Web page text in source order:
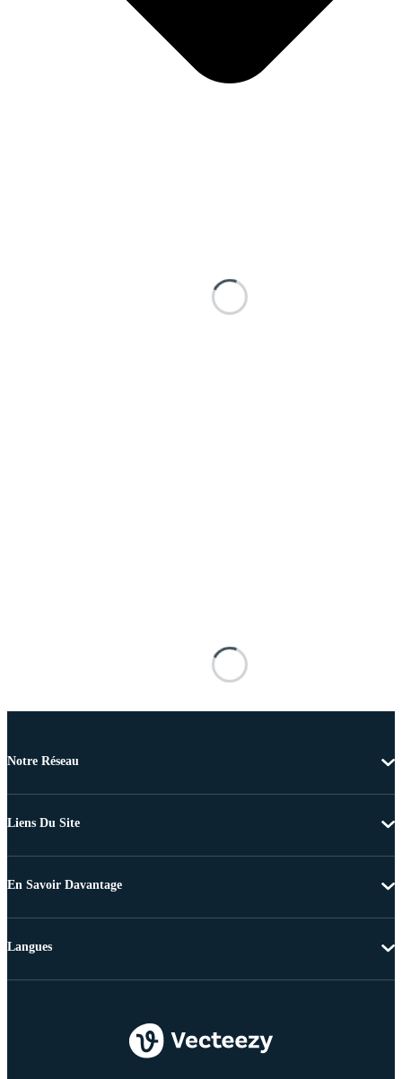
Notre Réseau
Liens Du Site
En Savoir Davantage
Langues